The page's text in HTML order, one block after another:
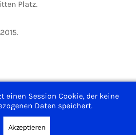
Platz.
.
einen Session Cookie, der keine
Daten speichert.
Akzeptieren